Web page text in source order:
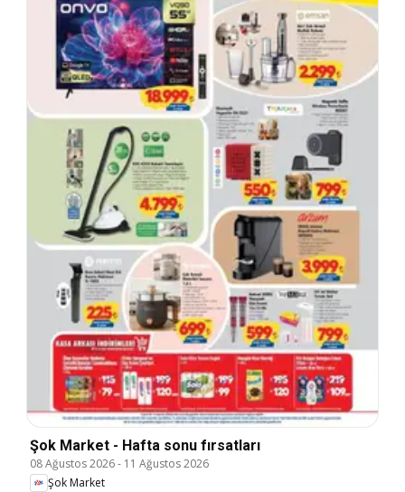
Şok Market - Hafta sonu fırsatları
08 Ağustos 2026- 11 Ağustos 2026
Şok Market